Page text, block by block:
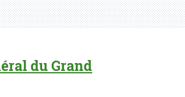
du Grand